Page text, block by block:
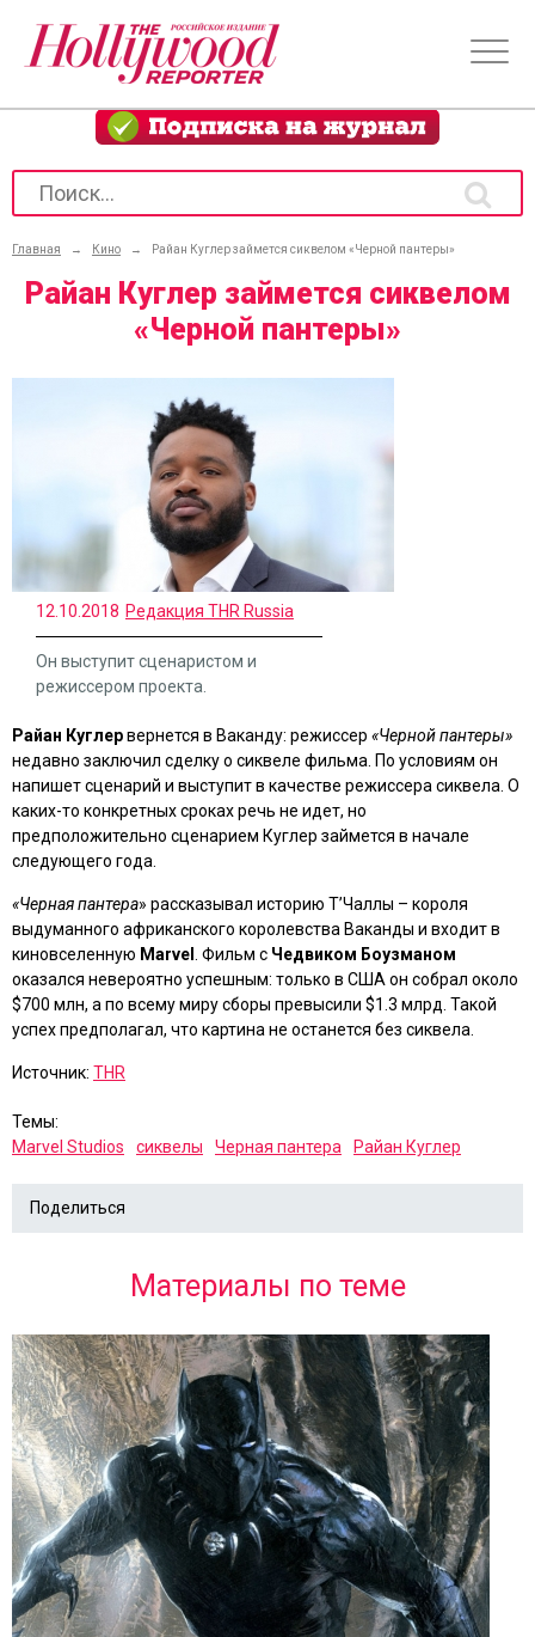
Главная → Кино → Райан Куглер займется сиквелом «Черной пантеры»
Райан Куглер займется сиквелом
«Черной пантеры»
12.10.2018 Редакция THR Russia
Он выступит сценаристом и
режиссером проекта.
Райан Куглервернется в Ваканду: режиссер «Черной пантеры»
недавно заключил сделку о сиквеле фильма. По условиям он
напишет сценарий и выступит в качестве режиссера сиквела. О
каких-то конкретных сроках речь не идет, но
предположительно сценарием Куглер займется в начале
следующего года.
«Черная пантера» рассказывал историю Т’Чаллы – короля
выдуманного африканского королевства Ваканды и входит в
киновселенную Marvel . Фильм с Чедвиком Боузманом
оказался невероятно успешным: только в США он собрал около
$700 млн, а по всему миру сборы превысили $1.3 млрд. Такой
успех предполагал, что картина не останется без сиквела.
Источник: THR
Темы:
Marvel Studios
сиквелы Черная пантера Райан Куглер
Поделиться
Материалы по теме